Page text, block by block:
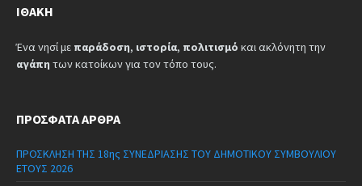
ΙΘΆΚΗ
Ένα νησί με παράδοση, ιστορία, πολιτισμό και ακλόνητη την
αγάπη των κατοίκων για τον τόπο τους.
ΠΡΌΣΦΑΤΑ ΆΡΘΡΑ
ΠΡΟΣΚΛΗΣΗ ΤΗΣ 18ης ΣΥΝΕΔΡΙΑΣΗΣ ΤΟΥ ΔΗΜΟΤΙΚΟΥ ΣΥΜΒΟΥΛΙΟΥ
ΕΤΟΥΣ 2026